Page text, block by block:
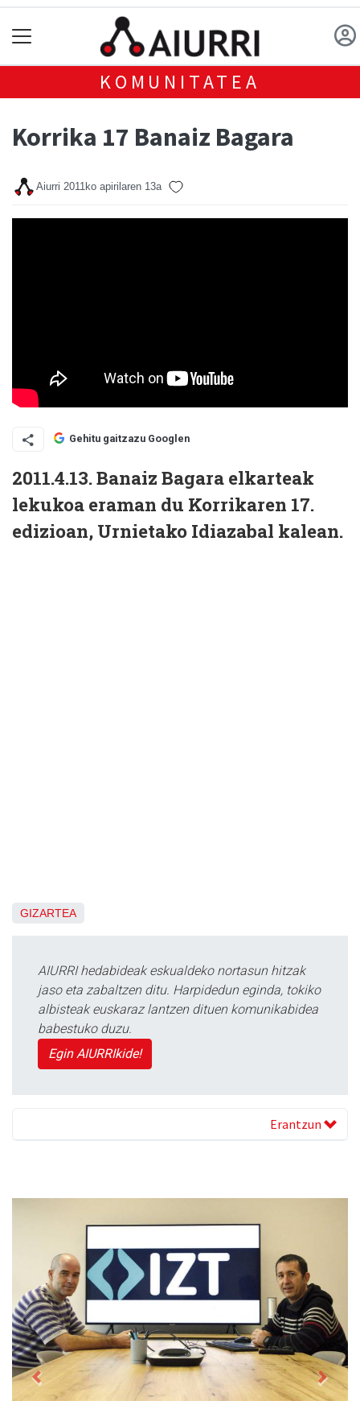
KOMUNITATEA
Korrika 17 Banaiz Bagara
Aiurri 2011ko apirilaren 13a
Gehitu gaitzazu Googlen
2011.4.13. Banaiz Bagara elkarteak
lekukoa eraman du Korrikaren 17.
edizioan, Urnietako Idiazabal kalean.
GIZARTEA
AIURRI hedabideak eskualdeko nortasun hitzak
jaso eta zabaltzen ditu. Harpidedun eginda, tokiko
albisteak euskaraz lantzen dituen komunikabidea
babestuko duzu.
Egin AIURRIkide!
Erantzun
Previous Next